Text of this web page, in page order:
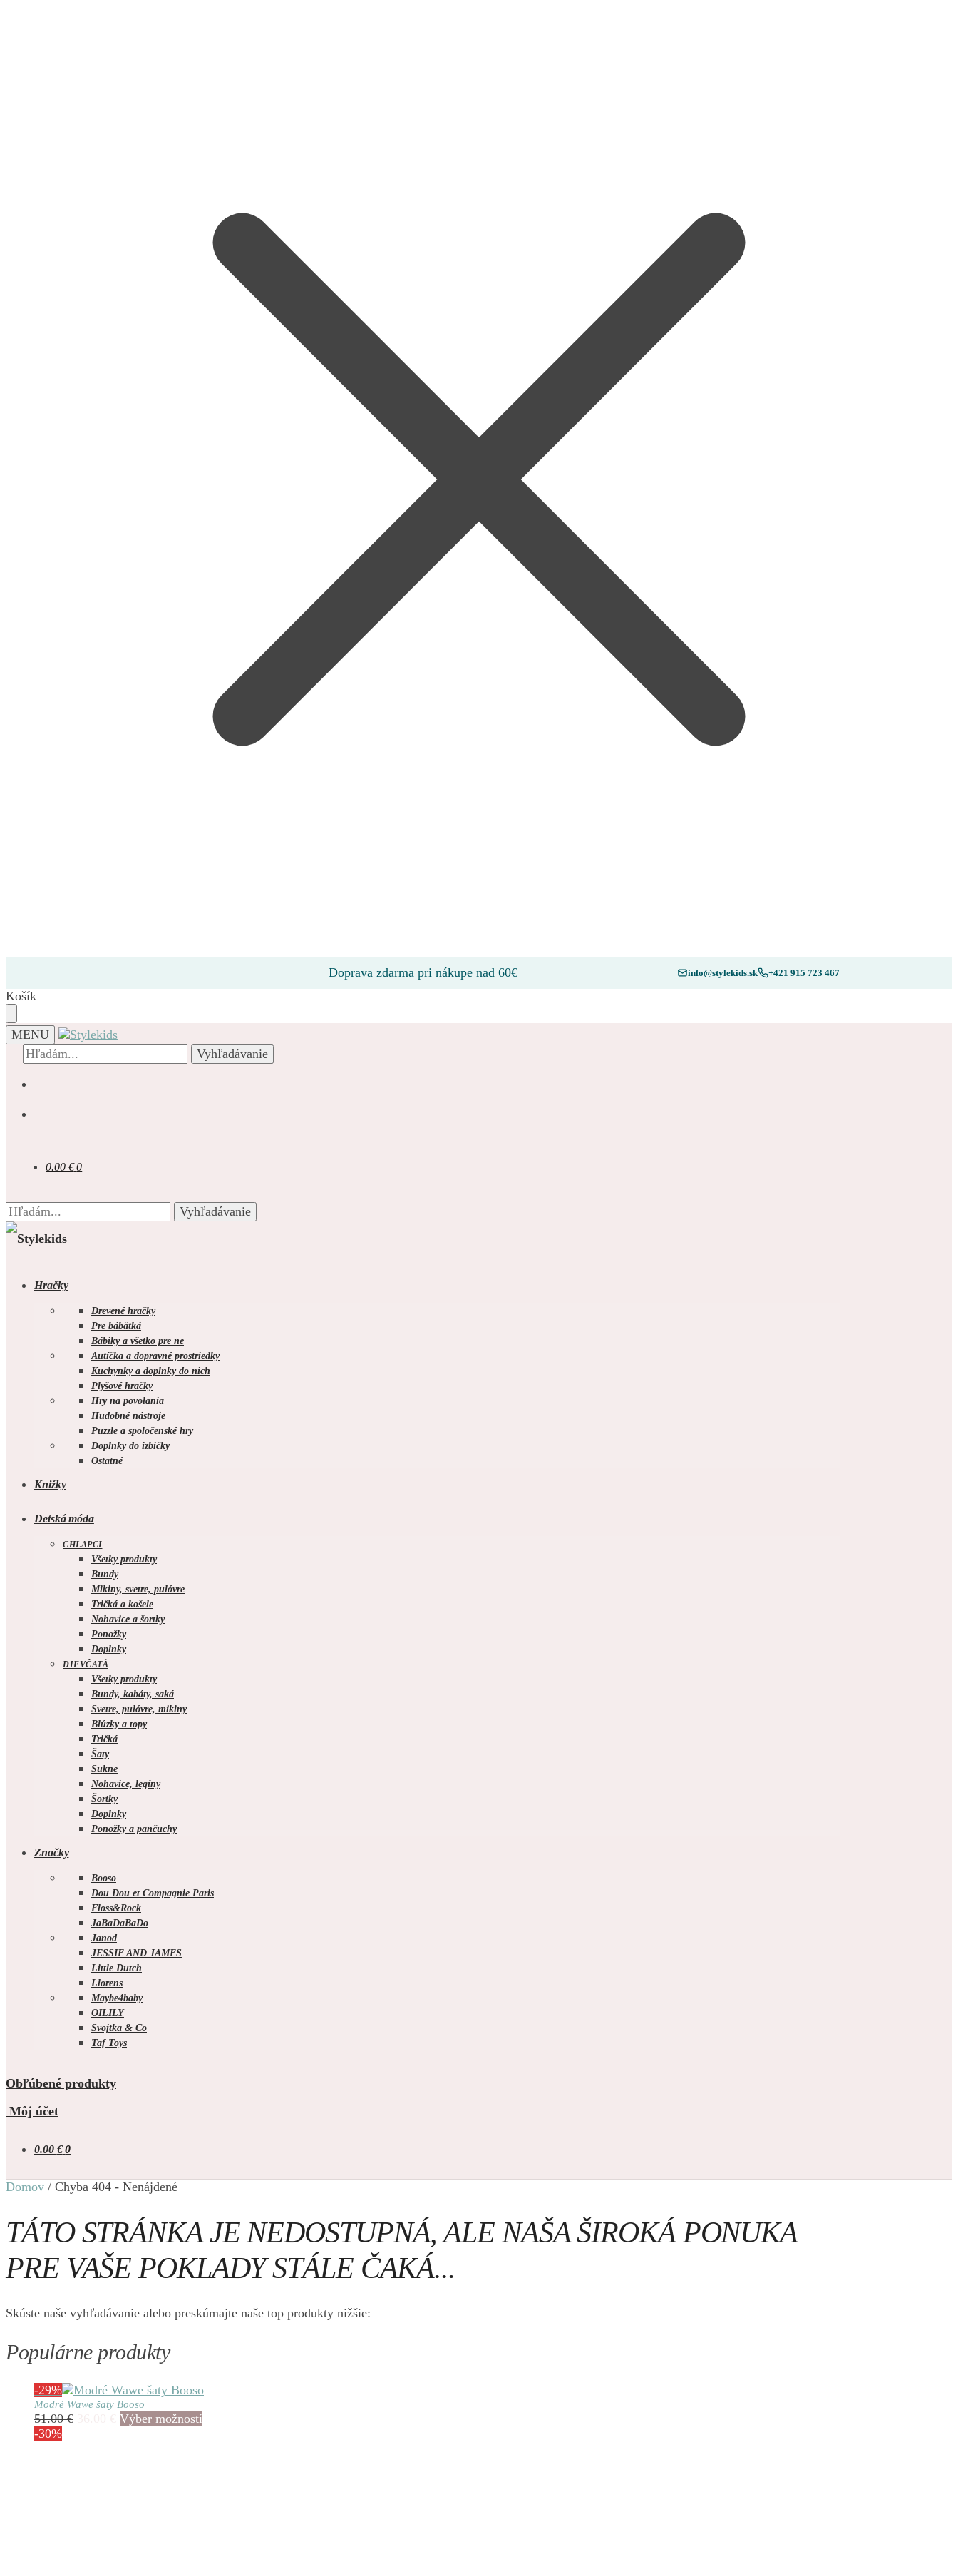
navigáciu
obsah
Košík
MENU
Hľadať:
Vyhľadávanie
0.00 € 0
Hľadať: Vyhľadávanie
Hračky
Drevené hračky
Pre bábätká
Bábiky a všetko pre ne
Autíčka a dopravné prostriedky
Kuchynky a doplnky do nich
Plyšové hračky
Hry na povolania
Hudobné nástroje
Puzzle a spoločenské hry
Doplnky do izbičky
Ostatné
Knižky
Detská móda
CHLAPCI
Všetky produkty
Bundy
Mikiny, svetre, pulóvre
Tričká a košele
Nohavice a šortky
Ponožky
Doplnky
DIEVČATÁ
Všetky produkty
Bundy, kabáty, saká
Svetre, pulóvre, mikiny
Blúzky a topy
Tričká
Šaty
Sukne
Nohavice, legíny
Šortky
Doplnky
Ponožky a pančuchy
Značky
Booso
Dou Dou et Compagnie Paris
Floss&Rock
JaBaDaBaDo
Janod
JESSIE AND JAMES
Little Dutch
Llorens
Maybe4baby
OILILY
Svojtka & Co
Taf Toys
Obľúbené produkty
Môj účet
0.00 € 0
Doprava zdarma pri nákupe nad 60€ info@stylekids.sk +421 915 723 467
Domov / Chyba 404 - Nenájdené
TÁTO STRÁNKA JE NEDOSTUPNÁ, ALE NAŠA ŠIROKÁ PONUKA
PRE VAŠE POKLADY STÁLE ČAKÁ...
Skúste naše vyhľadávanie alebo preskúmajte naše top produkty nižšie:
Populárne produkty
-29%
Modré Wawe šaty Booso
51.00€
PôvodnáAktuálna
Výber možnostíTento
-30%